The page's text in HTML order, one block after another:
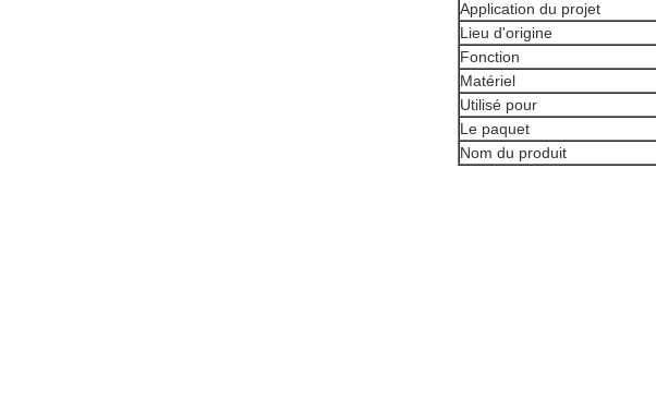
Application du projet
Lieu d'origine
Fonction
Matériel
Utilisé pour
Le paquet
Nom du produit